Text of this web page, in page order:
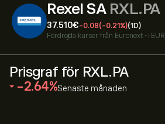
Rexel SA RXL.PA
37.510‎€‎-0.08(-0.21%)(1D)
Fördröjda kurser från Euronext • i EUR
Prisgraf för RXL.PA
‎-2.64‎ Senaste månaden